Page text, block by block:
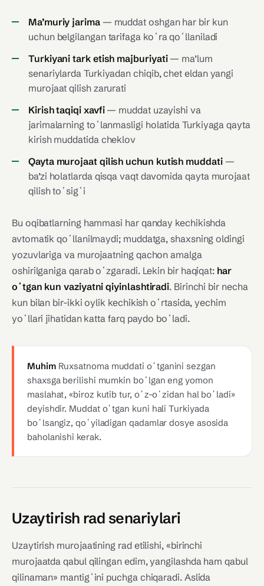
Ma’muriy jarima— muddat oshgan har bir kun
uchun belgilangan tarifaga koʻra qoʻllaniladi
Turkiyani tark etish majburiyati— ma’lum
senariylarda Turkiyadan chiqib, chet eldan yangi
murojaat qilish zarurati
Kirish taqiqi xavfi— muddat uzayishi va
jarimalarning toʻlanmasligi holatida Turkiyaga qayta
kirish muddatida cheklov
Qayta murojaat qilish uchun kutish muddati—
ba’zi holatlarda qisqa vaqt davomida qayta murojaat
qilish toʻsigʻi
Bu oqibatlarning hammasi har qanday kechikishda
avtomatik qoʻllanilmaydi; muddatga, shaxsning oldingi
yozuvlariga va murojaatning qachon amalga
oshirilganiga qarab oʻzgaradi. Lekin bir haqiqat: har
oʻtgan kun vaziyatni qiyinlashtiradi. Birinchi bir necha
kun bilan bir-ikki oylik kechikish oʻrtasida, yechim
yoʻllari jihatidan katta farq paydo boʻladi.
MuhimRuxsatnoma muddati oʻtganini sezgan
shaxsga berilishi mumkin boʻlgan eng yomon
maslahat, «biroz kutib tur, oʻz-oʻzidan hal boʻladi»
deyishdir. Muddat oʻtgan kuni hali Turkiyada
boʻlsangiz, qoʻyiladigan qadamlar dosye asosida
baholanishi kerak.
Uzaytirish rad senariylari
Uzaytirish murojaatining rad etilishi, «birinchi
murojaatda qabul qilingan edim, yangilashda ham qabul
qilinaman» mantigʻini puchga chiqaradi. Aslida